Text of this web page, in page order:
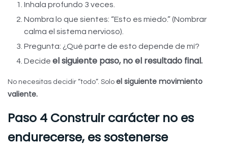
Inhala profundo 3 veces.
Nombra lo que sientes: “Esto es miedo.” (Nombrar
calma el sistema nervioso).
Pregunta: ¿Qué parte de esto depende de mí?
Decide el siguiente paso, no el resultado final.
No necesitas decidir “todo”. Solo el siguiente movimiento
valiente.
Paso 4 Construir carácter no es
endurecerse, es sostenerse